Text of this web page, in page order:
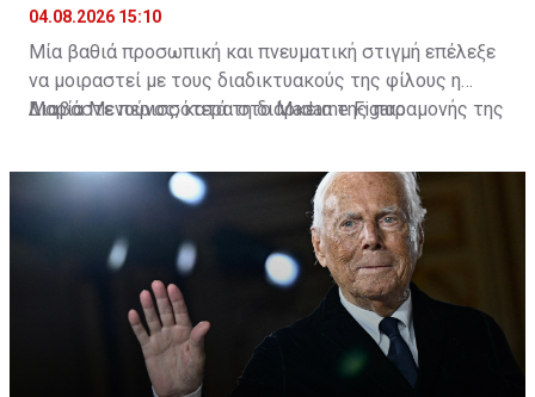
04.08.2026 15:10
Μία βαθιά προσωπική και πνευματική στιγμή επέλεξε
να μοιραστεί με τους διαδικτυακούς της φίλους η
Μαρία Μενούνος, κατά τη διάρκεια της παραμονής της
πλευρό της τη μικρή της κόρη, Αθηνά, σε ένα
προσκύνημα που, όπως αποκάλυψε, είχε ξεχωριστή
σημασία για την ίδια.
Διαβάστε περισσότερα στο Madame Figaro